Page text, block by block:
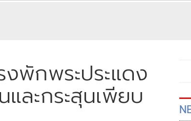
พักพระประแดง
ละกระสุนเพียบ